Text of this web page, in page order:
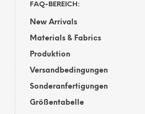
FAQ-BEREICH:
New Arrivals
Materials & Fabrics
Produktion
Versandbedingungen
Sonderanfertigungen
Größentabelle